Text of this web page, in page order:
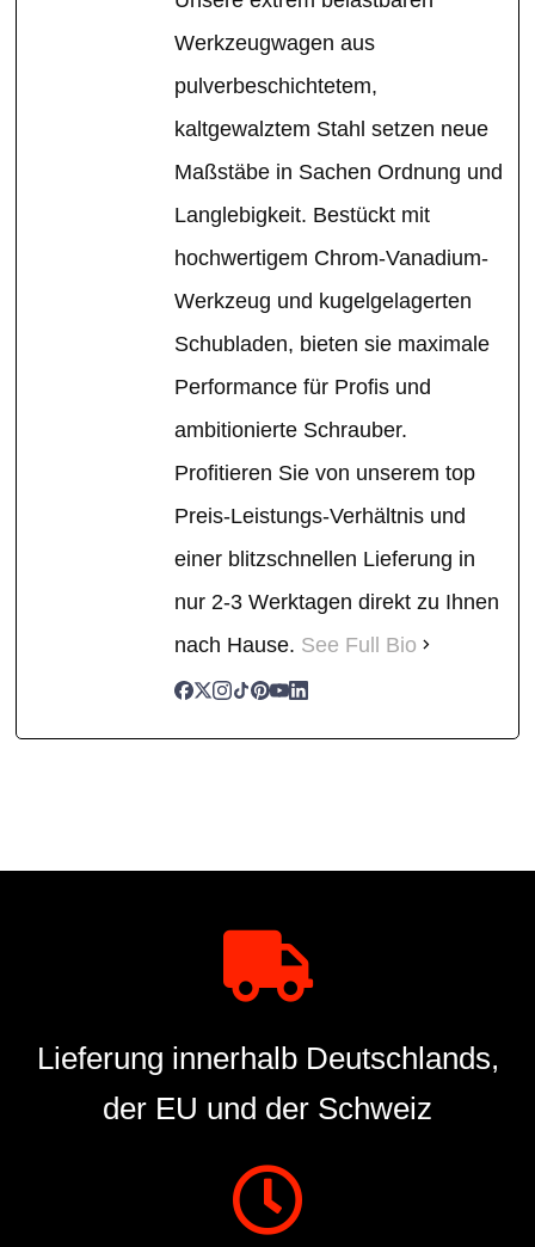
Werkzeugwagen aus
pulverbeschichtetem,
kaltgewalztem Stahl setzen neue
Maßstäbe in Sachen Ordnung und
Langlebigkeit. Bestückt mit
hochwertigem Chrom-Vanadium-
Werkzeug und kugelgelagerten
Schubladen, bieten sie maximale
Performance für Profis und
ambitionierte Schrauber.
Profitieren Sie von unserem top
Preis-Leistungs-Verhältnis und
einer blitzschnellen Lieferung in
nur 2-3 Werktagen direkt zu Ihnen
nach Hause. See Full Bio
Lieferung innerhalb Deutschlands,
der EU und der Schweiz